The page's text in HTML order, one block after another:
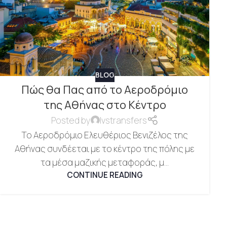
BLOG
Πώς θα Πας από το Αεροδρόμιο
της Αθήνας στο Κέντρο
Posted by
lvstransfers
Το Αεροδρόμιο Ελευθέριος Βενιζέλος της
Αθήνας συνδέεται με το κέντρο της πόλης με
τα μέσα μαζικής μεταφοράς, μ...
CONTINUE READING